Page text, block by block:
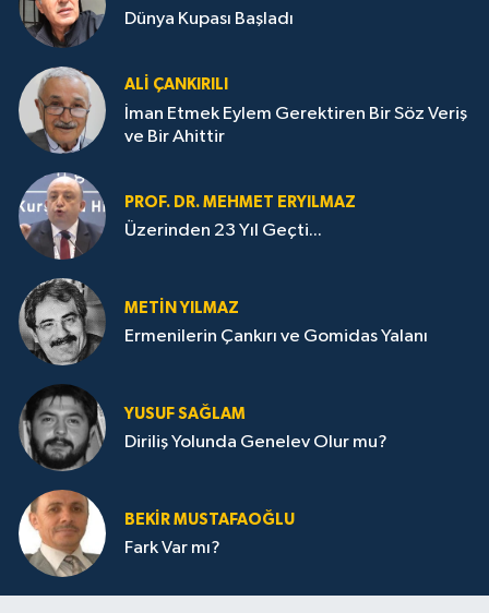
Dünya Kupası Başladı
ALI ÇANKIRILI
İman Etmek Eylem Gerektiren Bir Söz Veriş
ve Bir Ahittir
PROF. DR. MEHMET ERYILMAZ
Üzerinden 23 Yıl Geçti...
METIN YILMAZ
Ermenilerin Çankırı ve Gomidas Yalanı
YUSUF SAĞLAM
Diriliş Yolunda Genelev Olur mu?
BEKIR MUSTAFAOĞLU
Fark Var mı?